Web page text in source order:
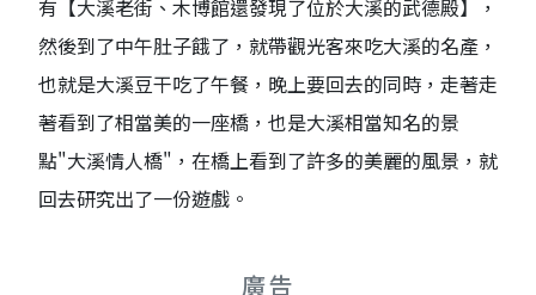
有【大溪老街、木博館還發現了位於大溪的武德殿】，
然後到了中午肚子餓了，就帶觀光客來吃大溪的名產，
也就是大溪豆干吃了午餐，晚上要回去的同時，走著走
著看到了相當美的一座橋，也是大溪相當知名的景
點"大溪情人橋"，在橋上看到了許多的美麗的風景，就
回去研究出了一份遊戲。
廣告